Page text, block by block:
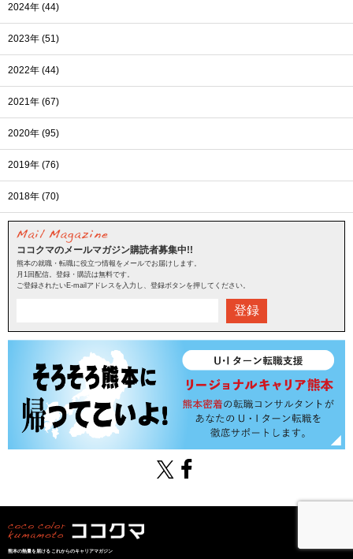
2024年 (44)
2023年 (51)
2022年 (44)
2021年 (67)
2020年 (95)
2019年 (76)
2018年 (70)
ココクマのメールマガジン購読者募集中!!
熊本の就職・転職に役立つ情報をメールでお届けします。
月1回配信。登録・購読は無料です。
ご登録されたいE-mailアドレスを入力し、登録ボタンを押してください。
登録
熊本の熱量を届けるこれからのキャリアマガジン